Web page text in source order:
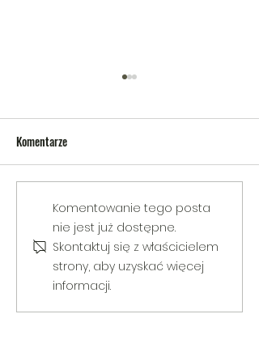
V Gminny Turniej Szachowy o
Puchar Burmistrza Bełżyc
Komentarze
Komentowanie tego posta
nie jest już dostępne.
Skontaktuj się z właścicielem
strony, aby uzyskać więcej
informacji.